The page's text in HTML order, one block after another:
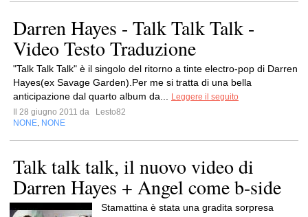
Darren Hayes - Talk Talk Talk -
Video Testo Traduzione
"Talk Talk Talk" è il singolo del ritorno a tinte electro-pop di Darren
Hayes(ex Savage Garden).Per me si tratta di una bella
anticipazione dal quarto album da...
Leggere il seguito
Il 28 giugno 2011 da
Lesto82
NONE NONE
Talk talk talk, il nuovo video di
Darren Hayes + Angel come b-side
Stamattina è stata una gradita sorpresa